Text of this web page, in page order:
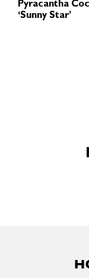
Pyracantha
‘Sunny Star’